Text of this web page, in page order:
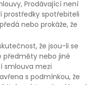
Prodávající není
prostředky spotřebiteli
nebo prokáže, že
že jsou-li se
předměty nebo jiné
smlouva mezi
s podmínkou, že